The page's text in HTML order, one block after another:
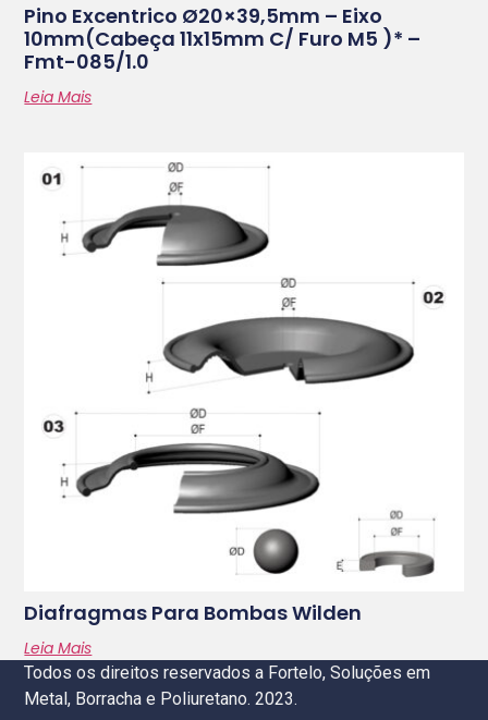
Pino Excentrico Ø20×39,5mm – Eixo
10mm(cabeça 11x15mm C/ Furo M5 )* –
Fmt-085/1.0
Leia Mais
Diafragmas Para Bombas Wilden
Leia Mais
Todos os direitos reservados a Fortelo, Soluções em
Metal, Borracha e Poliuretano. 2023.